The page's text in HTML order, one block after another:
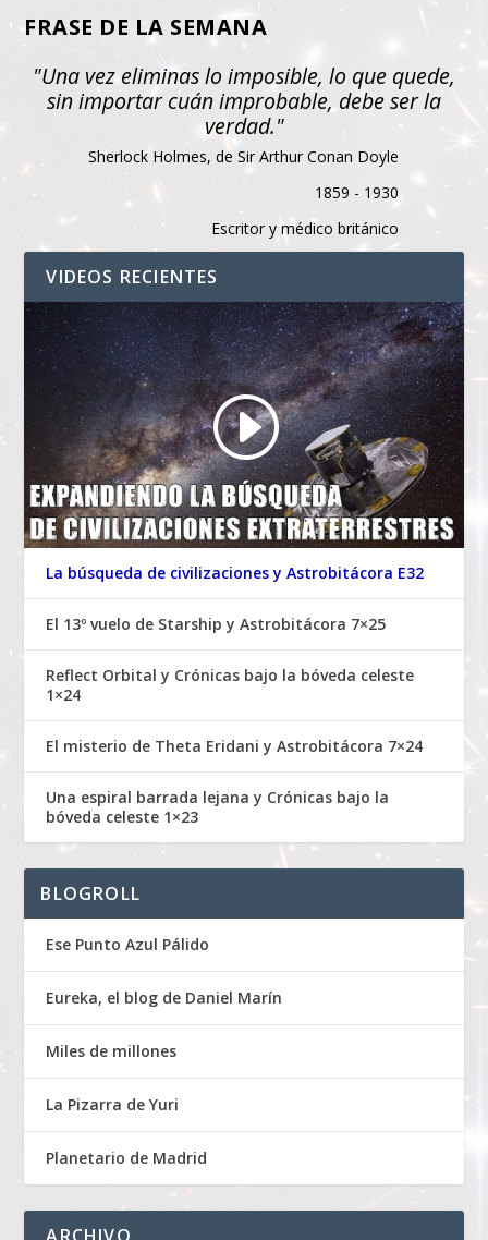
FRASE DE LA SEMANA
"Una vez eliminas lo imposible, lo que quede,
sin importar cuán improbable, debe ser la
verdad."
Sherlock Holmes, de Sir Arthur Conan Doyle
1859 - 1930
Escritor y médico británico
VIDEOS RECIENTES
La búsqueda de civilizaciones y Astrobitácora E32
El 13º vuelo de Starship y Astrobitácora 7×25
Reflect Orbital y Crónicas bajo la bóveda celeste
1×24
El misterio de Theta Eridani y Astrobitácora 7×24
Una espiral barrada lejana y Crónicas bajo la
bóveda celeste 1×23
BLOGROLL
Ese Punto Azul Pálido
Eureka, el blog de Daniel Marín
Miles de millones
La Pizarra de Yuri
Planetario de Madrid